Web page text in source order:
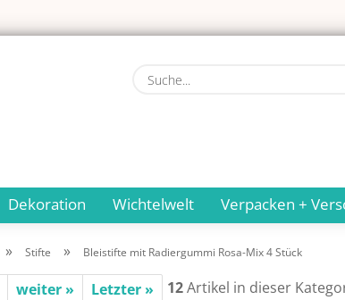
Dekoration Wichtelwelt Verpacken +
» Stifte » Bleistifte mit Radiergummi Rosa-Mix 4 Stück
weiter » Letzter » 12Artikel in dieser